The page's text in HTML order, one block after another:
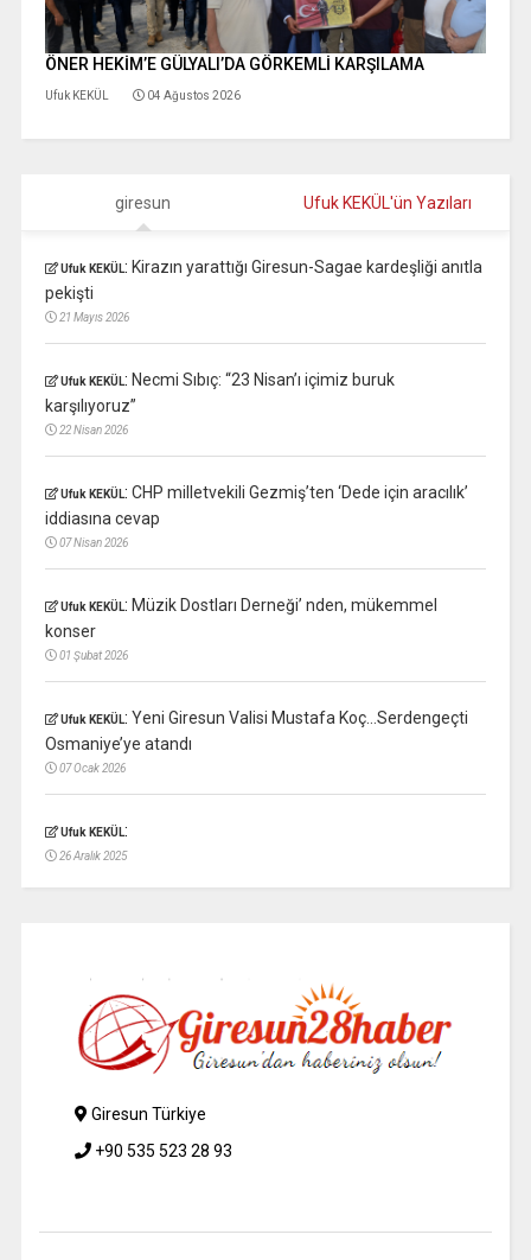
ÖNER HEKİM’E GÜLYALI’DA GÖRKEMLİ KARŞILAMA
Ufuk KEKÜL 04 Ağustos 2026
giresun Ufuk KEKÜL'ün Yazıları
Ufuk KEKÜL: Kirazın yarattığı Giresun-Sagae kardeşliği anıtla
pekişti
21 Mayıs 2026
Ufuk KEKÜL: Necmi Sıbıç: “23 Nisan’ı içimiz buruk
karşılıyoruz”
22 Nisan 2026
Ufuk KEKÜL: CHP milletvekili Gezmiş’ten ‘Dede için aracılık’
iddiasına cevap
07 Nisan 2026
Ufuk KEKÜL: Müzik Dostları Derneği’ nden, mükemmel
konser
01 Şubat 2026
Ufuk KEKÜL: Yeni Giresun Valisi Mustafa Koç…Serdengeçti
Osmaniye’ye atandı
07 Ocak 2026
Ufuk KEKÜL:
26 Aralık 2025
Giresun Türkiye
+90 535 523 28 93